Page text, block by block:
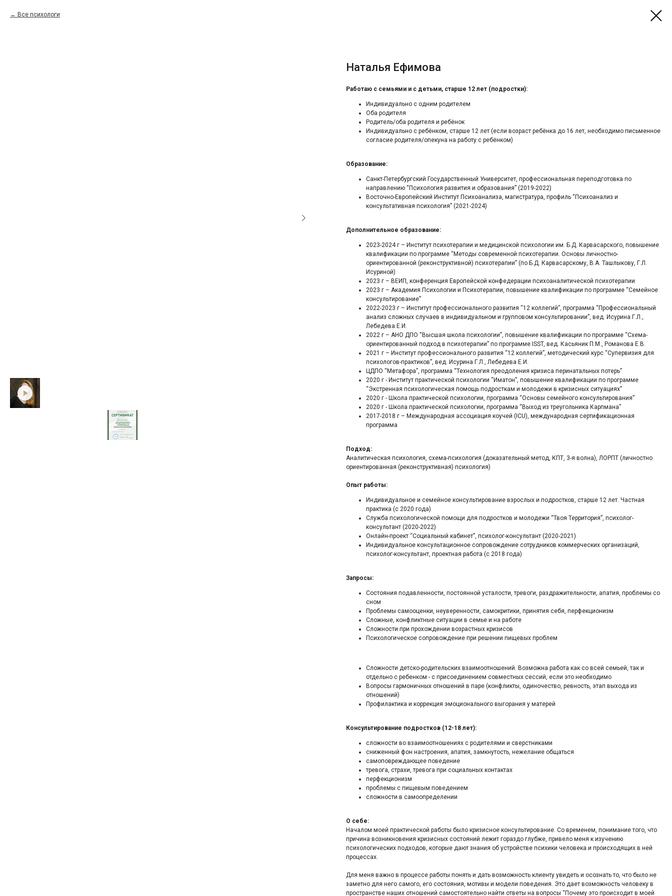
Все психологи
Наталья Ефимова
Работаю с семьями и с детьми, старше 12 лет (подростки):
Индивидуально с одним родителем
Оба родителя
Родитель/оба родителя и ребёнок
Индивидуально с ребёнком, старше 12 лет (если возраст ребёнка до 16 лет, необходимо письменное
согласие родителя/опекуна на работу с ребёнком)
Образование:
Санкт-Петербургский Государственный Университет, профессиональная переподготовка по
направлению “Психология развития и образования” (2019-2022)
Восточно-Европейский Институт Психоанализа, магистратура, профиль “Психоанализ и
консультативная психология” (2021-2024)
Дополнительное образование:
2023-2024 г – Институт психотерапии и медицинской психологии им. Б.Д. Карвасарского, повышение
квалификации по программе “Методы современной психотерапии. Основы личностно-
ориентированной (реконструктивной) психотерапии” (по Б.Д. Карвасарскому, В.А. Ташлыкову, Г.Л.
Исуриной)
2023 г – ВЕИП, конференция Европейской конфедерации психоаналитической психотерапии
2023 г – Академия Психологии и Психотерапии, повышение квалификации по программе “Семейное
консультирование”
2022-2023 г – Институт профессионального развития “12 коллегий”, программа “Профессиональный
анализ сложных случаев в индивидуальном и групповом консультировании”, вед. Исурина Г.Л.,
Лебедева Е.И.
2022 г – АНО ДПО “Высшая школа психологии”, повышение квалификации по программе “Схема-
ориентированный подход в психотерапии” по программе ISST, вед. Касьяник П.М., Романова Е.В.
2021 г – Институт профессионального развития “12 коллегий”, методический курс “Супервизия для
психологов-практиков”, вед. Исурина Г.Л., Лебедева Е.И.
ЦДПО “Метафора”, программа “Технология преодоления кризиса перинатальных потерь”
2020 г - Институт практической психологии “Иматон”, повышение квалификации по программе
“Экстренная психологическая помощь подросткам и молодежи в кризисных ситуациях”
2020 г - Школа практической психологии, программа “Основы семейного консультирования”
2020 г - Школа практической психологии, программа “Выход из треугольника Карпмана”
2017-2018 г – Международная ассоциация коучей (ICU), международная сертификационная
программа
Подход:
Аналитическая психология, схема-психология (доказательный метод, КПТ, 3-я волна), ЛОРПТ (личностно
ориентированная (реконструктивная) психология)
Опыт работы:
Индивидуальное и семейное консультирование взрослых и подростков, старше 12 лет. Частная
практика (с 2020 года)
Служба психологической помощи для подростков и молодежи “Твоя Территория”, психолог-
консультант (2020-2022)
Онлайн-проект “Социальный кабинет”, психолог-консультант (2020-2021)
Индивидуальное консультационное сопровождение сотрудников коммерческих организаций,
психолог-консультант, проектная работа (с 2018 года)
Запросы:
Состояния подавленности, постоянной усталости, тревоги, раздражительности, апатия, проблемы со
сном
Проблемы самооценки, неуверенности, самокритики, принятия себя, перфекционизм
Сложные, конфликтные ситуации в семье и на работе
Сложности при прохождении возрастных кризисов
Психологическое сопровождение при решении пищевых проблем
Сложности детско-родительских взаимоотношений. Возможна работа как со всей семьей, так и
отдельно с ребенком - с присоединением совместных сессий, если это необходимо
Вопросы гармоничных отношений в паре (конфликты, одиночество, ревность, этап выхода из
отношений)
Профилактика и коррекция эмоционального выгорания у матерей
Консультирование подростков (12-18 лет):
сложности во взаимоотношениях с родителями и сверстниками
сниженный фон настроения, апатия, замкнутость, нежелание общаться
самоповреждающее поведение
тревога, страхи, тревога при социальных контактах
перфекционизм
проблемы с пищевым поведением
сложности в самоопределении
О себе:
Началом моей практической работы было кризисное консультирование. Со временем, понимание того, что
причина возникновения кризисных состояний лежит гораздо глубже, привело меня к изучению
психологических подходов, которые дают знания об устройстве психики человека и происходящих в ней
процессах.
Для меня важно в процессе работы понять и дать возможность клиенту увидеть и осознать то, что было не
заметно для него самого, его состояния, мотивы и модели поведения. Это дает возможность человеку в
пространстве наших отношений самостоятельно найти ответы на вопросы “Почему это происходит в моей